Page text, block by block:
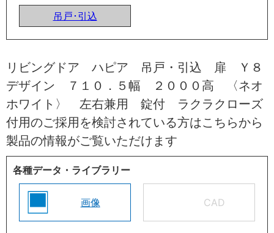
吊戸･引込
リビングドア ハピア 吊戸・引込 扉 Ｙ８
デザイン ７１０．５幅 ２０００高 〈ネオ
ホワイト〉 左右兼用 錠付 ラクラクローズ
付用のご採用を検討されている方はこちらから
製品の情報がご覧いただけます
各種データ・ライブラリー
画像 CAD